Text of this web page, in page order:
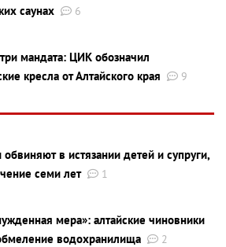
саунах
6
мандата: ЦИК обозначил
кресла от Алтайского края
9
в истязании детей и супруги,
семи лет
1
мера»: алтайские чиновники
водохранилища
2